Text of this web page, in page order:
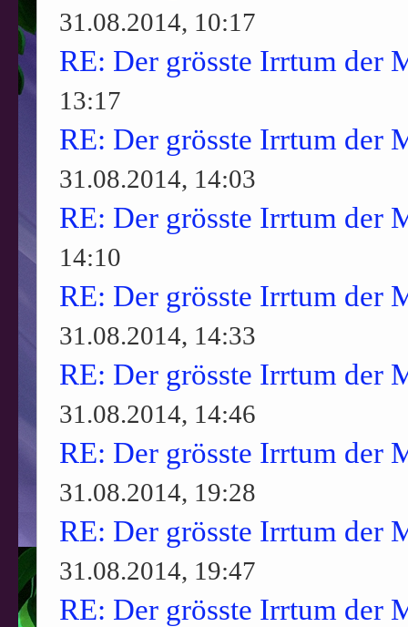
31.08.2014, 10:17
RE: Der grösste Irrtum der
13:17
RE: Der grösste Irrtum der
31.08.2014, 14:03
RE: Der grösste Irrtum der
14:10
RE: Der grösste Irrtum der
31.08.2014, 14:33
RE: Der grösste Irrtum der
31.08.2014, 14:46
RE: Der grösste Irrtum der
31.08.2014, 19:28
RE: Der grösste Irrtum der
31.08.2014, 19:47
RE: Der grösste Irrtum der